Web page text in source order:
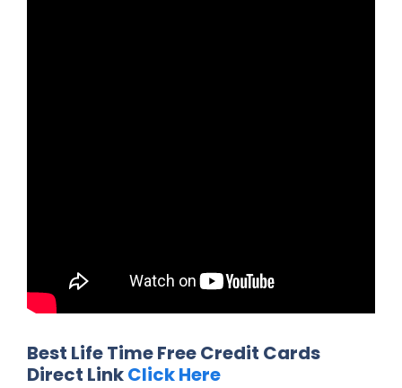
Best Life Time Free Credit Cards
Direct LinkClick Here